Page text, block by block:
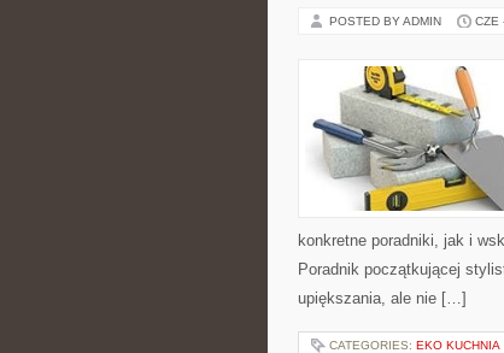
POSTED BY ADMIN CZE
konkretne poradniki, jak i
Poradnik początkującej
upiększania, ale nie […]
CATEGORIES: EKO KUCHNIA